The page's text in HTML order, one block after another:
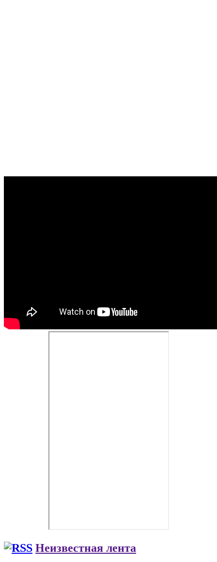
Неизвестная лента